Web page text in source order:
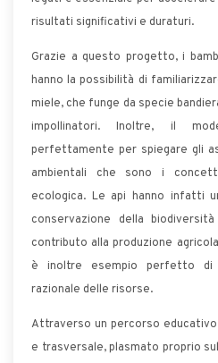
risultati significativi e duraturi.
Grazie a questo progetto, i
hanno la possibilità di
miele, che funge da specie
impollinatori. Inoltre, il
perfettamente per spiegare gli
ambientali che sono i
ecologica. Le api hanno infatti
conservazione della
contributo alla produzione
è inoltre esempio perfetto di
razionale delle risorse.
Attraverso un percorso
e trasversale, plasmato proprio